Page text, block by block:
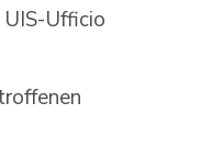
Ufficio